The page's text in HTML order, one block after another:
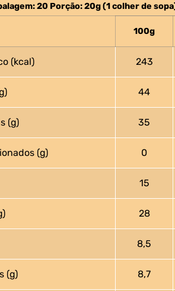
20 Porção: 20g (1 colher de
100g
(kcal) 243
44
(g) 35
(g) 0
15
28
8,5
(g) 8,7